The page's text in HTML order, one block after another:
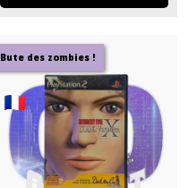
Bute des zombies !